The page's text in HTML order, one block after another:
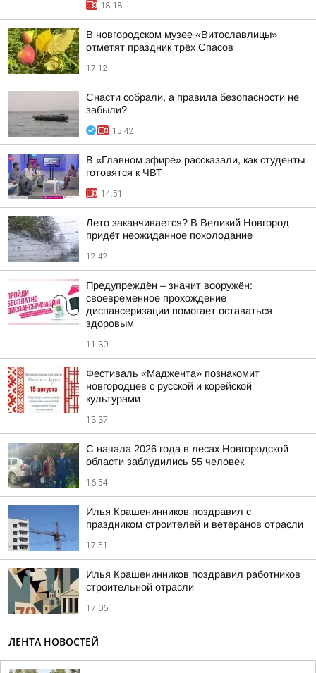
18:18
В новгородском музее «Витославлицы»
отметят праздник трёх Спасов
17:12
Снасти собрали, а правила безопасности не
забыли?
15:42
В «Главном эфире» рассказали, как студенты
готовятся к ЧВТ
14:51
Лето заканчивается? В Великий Новгород
придёт неожиданное похолодание
12:42
Предупреждён – значит вооружён:
своевременное прохождение
диспансеризации помогает оставаться
здоровым
11:30
Фестиваль «Маджента» познакомит
новгородцев с русской и корейской
культурами
13:37
С начала 2026 года в лесах Новгородской
области заблудились 55 человек
16:54
Илья Крашенинников поздравил с
праздником строителей и ветеранов отрасли
17:51
Илья Крашенинников поздравил работников
строительной отрасли
17:06
ЛЕНТА НОВОСТЕЙ